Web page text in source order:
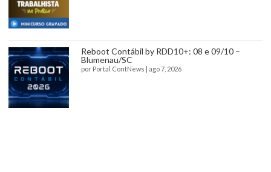
Reboot Contábil by RDD10+: 08 e 09/10 –
Blumenau/SC
por Portal ContNews ago 7, 2026